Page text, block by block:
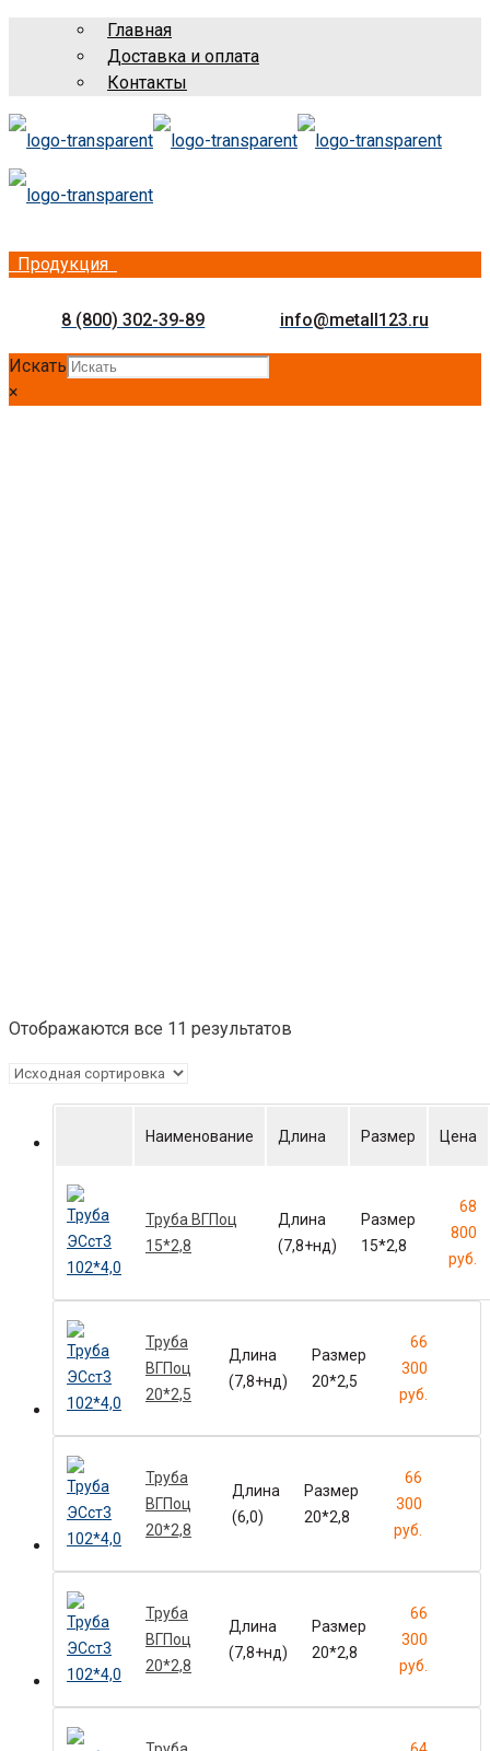
Главная
Доставка и оплата
Контакты
Продукция
8 (800) 302-39-89 info@metall123.ru
Искать
×
Отображаются все 11 результатов
Наименование Длина Размер Цена
Труба ВГПоц
15*2,8
Длина
(7,8+нд)
Размер
15*2,8
68
800
руб.
Труба
ВГПоц
20*2,5
Длина
(7,8+нд)
Размер
20*2,5
66
300
руб.
Труба
ВГПоц
20*2,8
Длина
(6,0)
Размер
20*2,8
66
300
руб.
Труба
ВГПоц
20*2,8
Длина
(7,8+нд)
Размер
20*2,8
66
300
руб.